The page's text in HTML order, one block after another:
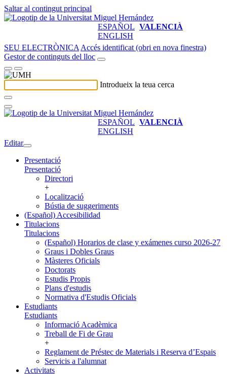
Saltar al contingut principal
ESPAÑOL VALENCIÀ
ENGLISH
SEU ELECTRÒNICA Accés identificat (obri en nova finestra)
Gestor de continguts del lloc
Introdueix la teua cerca
ESPAÑOL VALENCIÀ
ENGLISH
Editar
Presentació
Presentació
Directori
+
Localització
Bústia de suggeriments
(Español) Accesibilidad
Titulacions
Titulacions
(Español) Horarios de clase y exámenes curso 2026-27
Graus i Dobles Graus
Màsteres Oficials
Doctorats
Estudis Propis
Plans d'estudis
Normativa d'Estudis Oficials
Estudiants
Estudiants
Informació Acadèmica
Treball de Fi de Grau
+
Reglament de Préstec de Materials i Reserva d’Espais
Servicis a l'alumnat
Activitats